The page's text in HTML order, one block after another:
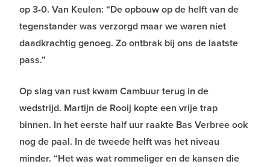
op 3-0. Van Keulen: “De opbouw op de helft van de
tegenstander was verzorgd maar we waren niet
daadkrachtig genoeg. Zo ontbrak bij ons de laatste
pass.”
Op slag van rust kwam Cambuur terug in de
wedstrijd. Martijn de Rooij kopte een vrije trap
binnen. In het eerste half uur raakte Bas Verbree ook
nog de paal. In de tweede helft was het niveau
minder. “Het was wat rommeliger en de kansen die